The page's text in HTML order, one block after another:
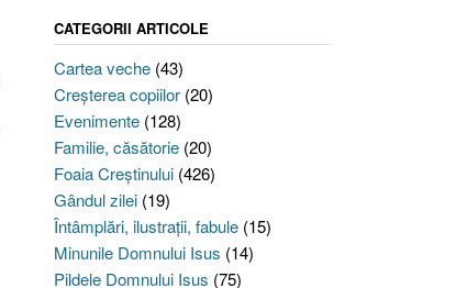
CATEGORII ARTICOLE
Cartea veche(43)
Creşterea copiilor(20)
Evenimente(128)
Familie, căsătorie(20)
Foaia Creştinului(426)
Gândul zilei(19)
Întâmplări, ilustraţii, fabule(15)
Minunile Domnului Isus (14)
Pildele Domnului Isus (75)